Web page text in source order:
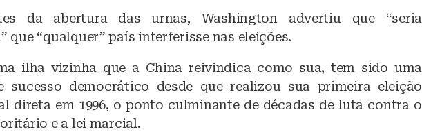
da abertura das urnas, Washington advertiu que “seria
que “qualquer” país interferisse nas eleições.
ilha vizinha que a China reivindica como sua, tem sido uma
sucesso democrático desde que realizou sua primeira eleição
direta em 1996, o ponto culminante de décadas de luta contra o
e a lei marcial.